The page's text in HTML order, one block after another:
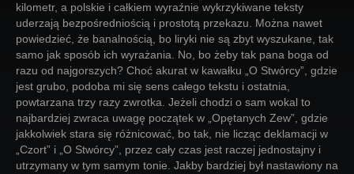
kilometr, a polskie i całkiem wyraźnie wykrzykiwane teksty
uderzają bezpośredniością i prostotą przekazu. Można nawet
powiedzieć, że banalnością, bo liryki nie są zbyt wyszukane, tak
samo jak sposób ich wyrażania. No, bo żeby tak pana boga od
razu od najgorszych? Choć akurat w kawałku „O Stwórcy”, gdzie
jest grubo, podoba mi się sens całego tekstu i ostatnia,
powtarzana trzy razy zwrotka. Jeżeli chodzi o sam wokal to
najbardziej zwraca uwagę początek w „Opętanych Zew”, gdzie
jakkolwiek stara się różnicować, bo tak, nie licząc deklamacji w
„Czort” i „O Stwórcy”, przez cały czas jest raczej jednostajny i
utrzymany w tym samym tonie. Jakby bardziej był nastawiony na